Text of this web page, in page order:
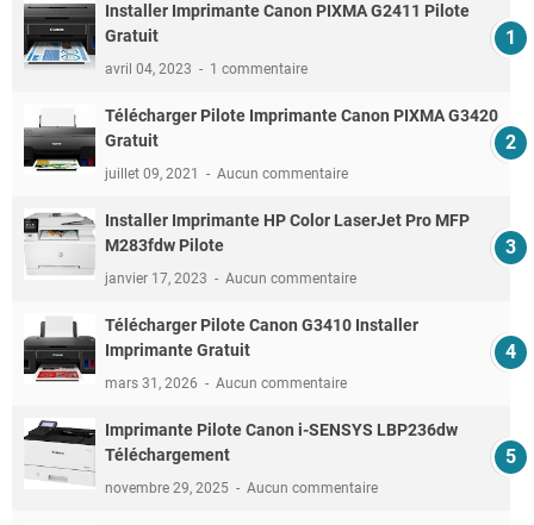
Installer Imprimante Canon PIXMA G2411 Pilote
Gratuit
avril 04, 2023 1 commentaire
Télécharger Pilote Imprimante Canon PIXMA G3420
Gratuit
juillet 09, 2021 Aucun commentaire
Installer Imprimante HP Color LaserJet Pro MFP
M283fdw Pilote
janvier 17, 2023 Aucun commentaire
Télécharger Pilote Canon G3410 Installer
Imprimante Gratuit
mars 31, 2026 Aucun commentaire
Imprimante Pilote Canon i-SENSYS LBP236dw
Téléchargement
novembre 29, 2025 Aucun commentaire